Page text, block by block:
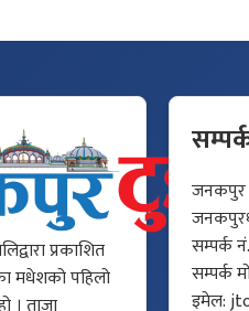
प्रकाशित
मधेशको पहिलो
जनकपुर
सम्पर्क
सम्पर्क
इमेल: